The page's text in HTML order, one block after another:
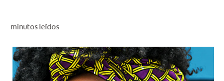
minutos leídos